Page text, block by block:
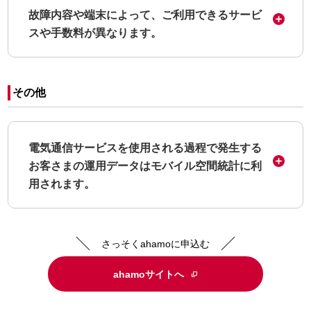
故障内容や端末によって、ご利用できるサービ
スや手数料が異なります。
その他
電気通信サービスを使用される過程で発生する
お客さまの運用データはモバイル空間統計に利
用されます。
さっそくahamoに申込む
ahamoサイトへ